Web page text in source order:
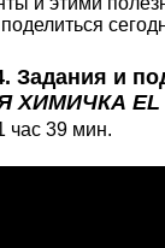
Задания и
ХИМИЧКА EL
39 мин.